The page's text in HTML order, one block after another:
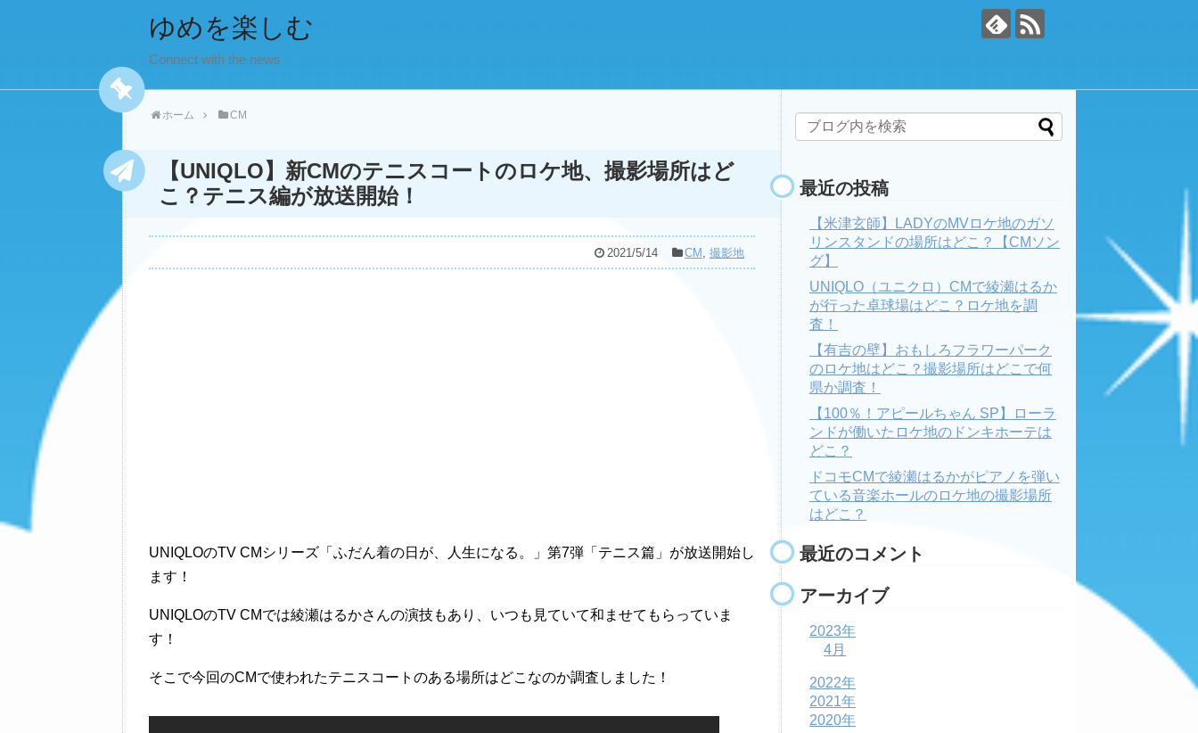
ゆめを楽しむ
Connect with the news
ホーム CM
【UNIQLO】新CMのテニスコートのロケ地、撮影場所はど
こ？テニス編が放送開始！
2021/5/14 CM , 撮影地
UNIQLOのTV CMシリーズ「ふだん着の日が、人生になる。」第7弾「テニス篇」が放送開始し
ます！
UNIQLOのTV CMでは綾瀬はるかさんの演技もあり、いつも見ていて和ませてもらっていま
す！
そこで今回のCMで使われたテニスコートのある場所はどこなのか調査しました！
最近の投稿
【米津玄師】LADYのMVロケ地のガソ
リンスタンドの場所はどこ？【CMソン
グ】
UNIQLO（ユニクロ）CMで綾瀬はるか
が行った卓球場はどこ？ロケ地を調
査！
【有吉の壁】おもしろフラワーパーク
のロケ地はどこ？撮影場所はどこで何
県か調査！
【100％！アピールちゃん SP】ローラ
ンドが働いたロケ地のドンキホーテは
どこ？
ドコモCMで綾瀬はるかがピアノを弾い
ている音楽ホールのロケ地の撮影場所
はどこ？
最近のコメント
アーカイブ
2023年
4月
2022年
2021年
2020年